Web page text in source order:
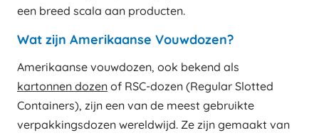
een breed scala aan producten.
Wat zijn Amerikaanse Vouwdozen?
Amerikaanse vouwdozen, ook bekend als
kartonnen dozen of RSC-dozen (Regular Slotted
Containers), zijn een van de meest gebruikte
verpakkingsdozen wereldwijd. Ze zijn gemaakt van